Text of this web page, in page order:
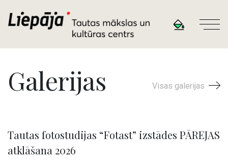
Galerijas Visas galerijas
Tautas fotostudijas “Fotast” izstādes PĀREJAS
atklāšana 2026